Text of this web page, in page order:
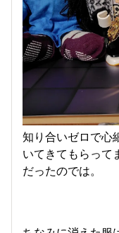
知り合いゼロで心
いてきてもらって
だったのでは。